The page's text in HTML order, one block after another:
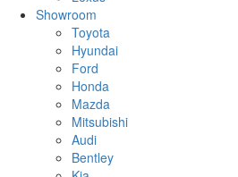
Showroom
Toyota
Hyundai
Ford
Honda
Mazda
Mitsubishi
Audi
Bentley